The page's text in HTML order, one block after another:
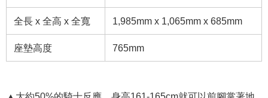
全長 x 全高 x 全寬 1,985mm x 1,065mm x 685mm
座墊高度 765mm